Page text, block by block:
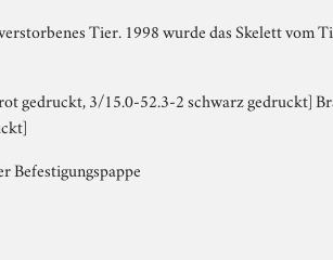
Tier. 1998 wurde das Skelett vom
gedruckt, 3/15.0-52.3-2 schwarz gedruckt]
Befestigungspappe